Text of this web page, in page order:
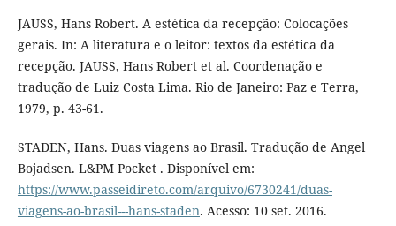
JAUSS, Hans Robert. A estética da recepção: Colocações
gerais. In: A literatura e o leitor: textos da estética da
recepção. JAUSS, Hans Robert et al. Coordenação e
tradução de Luiz Costa Lima. Rio de Janeiro: Paz e Terra,
1979, p. 43-61.
STADEN, Hans. Duas viagens ao Brasil. Tradução de Angel
Bojadsen. L&PM Pocket . Disponível em:
https://www.passeidireto.com/arquivo/6730241/duas-
viagens-ao-brasil---hans-staden. Acesso: 10 set. 2016.